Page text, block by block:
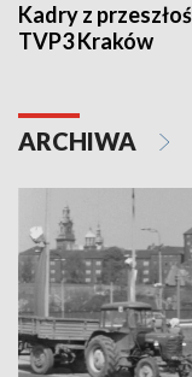
Kadry z
TVP3 Kraków
ARCHIWA